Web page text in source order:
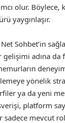
olur. Böylece,
yaygınlaşır.
Sohbet’in
adına da
yönelik
ya da yeni
platform
sadece mevcut